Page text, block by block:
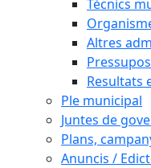
Tècnics
Altres
Resultats
Ple municipal
Juntes de
Plans,
Anuncis /